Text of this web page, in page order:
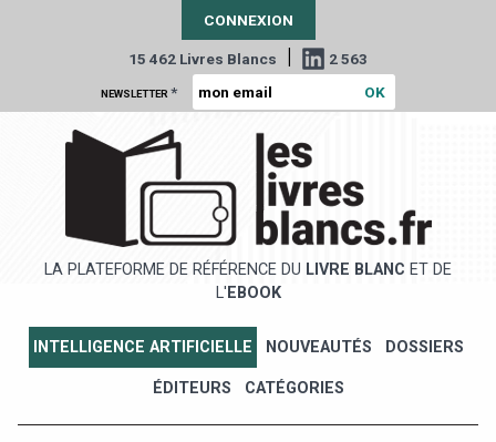
CONNEXION
15 462 Livres Blancs | 2 563
NEWSLETTER *
LA PLATEFORME DE RÉFÉRENCE DU LIVRE BLANC ET DE
L' EBOOK
INTELLIGENCE ARTIFICIELLE NOUVEAUTÉS DOSSIERS
ÉDITEURS CATÉGORIES